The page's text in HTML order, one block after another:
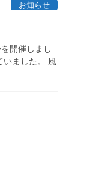
お知らせ
開催しまし
いました。 風